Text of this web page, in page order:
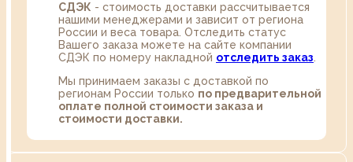
СДЭК - стоимость доставки рассчитывается
нашими менеджерами и зависит от региона
России и веса товара. Отследить статус
Вашего заказа можете на сайте компании
СДЭК по номеру накладной отследить заказ
Мы принимаем заказы с доставкой по
регионам России только по предварительной
оплате полной стоимости заказа и
стоимости доставки.